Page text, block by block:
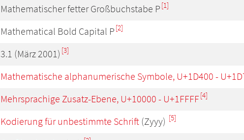
Mathematischer fetter Großbuchstabe P [1]
Mathematical Bold Capital P [2]
3.1 (März 2001) [3]
Mathematische alphanumerische Symbole, U+1D400 -
Mehrsprachige Zusatz-Ebene, U+10000 - U+1FFFF[4]
Kodierung für unbestimmte Schrift (Zyyy) [5]